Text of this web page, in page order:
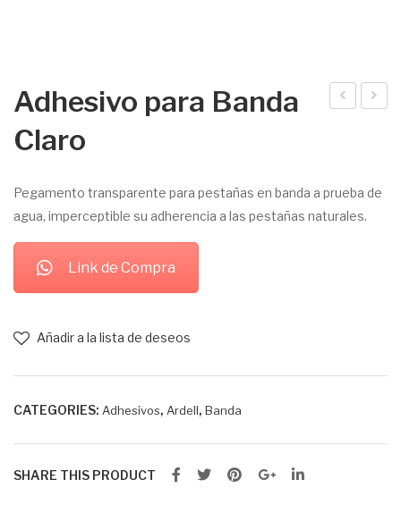
a
Ban
Adhesivo para Banda
Claro
Pegamento transparente para pestañas en banda a prueba de
agua, imperceptible su adherencia a las pestañas naturales.
Link de Compra
Añadir a la lista de deseos
CATEGORIES: Adhesivos, Ardell, Banda
SHARE THIS PRODUCT